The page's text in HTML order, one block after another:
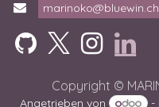
marinoko@bluewin.ch
Copyright ©
Angetrieben von
-